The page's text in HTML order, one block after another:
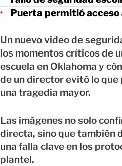
Puerta permitió acceso
Un nuevo video de
los momentos críticos de
escuela en Oklahoma y
de un director evitó lo
una tragedia mayor.
Las imágenes no solo
directa, sino que también
una falla clave en los
plantel.